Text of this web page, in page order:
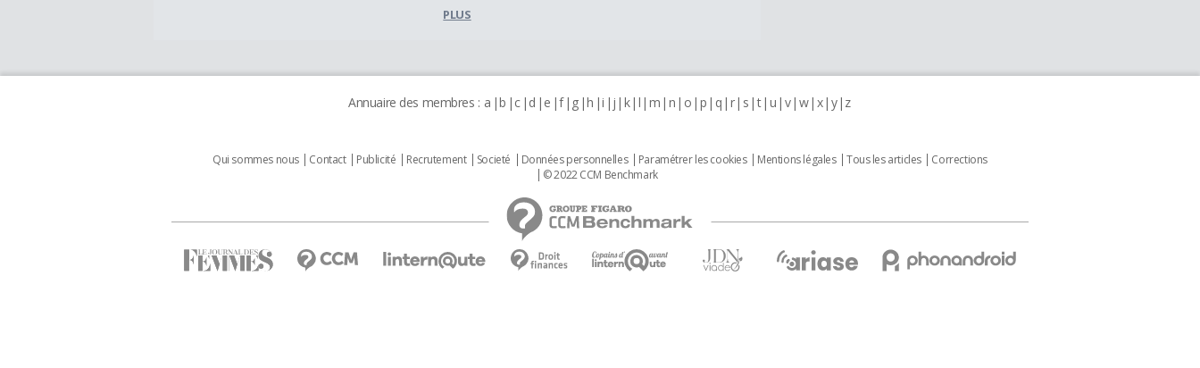
PLUS
Annuaire des membres : a b c d e f g h i j k l m n o p q r s t u v w x y z
Qui sommes nous Contact Publicité Recrutement Societé Données personnelles Paramétrer les cookies Mentions légales Tous les articles
Corrections
© 2022 CCM Benchmark